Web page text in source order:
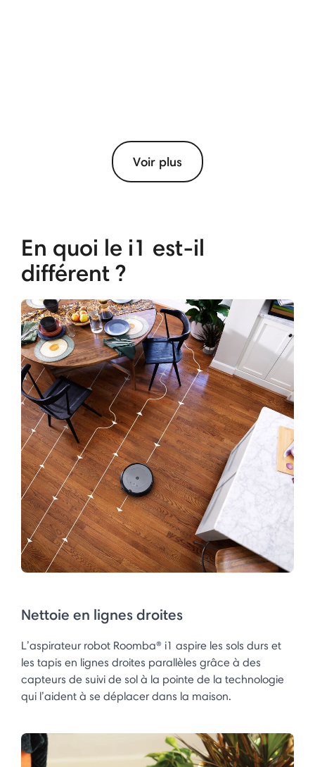
Voir plus
En quoi le i1 est-il
différent ?
Nettoie en lignes droites
L’aspirateur robot Roomba® i1 aspire les sols durs et
les tapis en lignes droites parallèles grâce à des
capteurs de suivi de sol à la pointe de la technologie
qui l’aident à se déplacer dans la maison.